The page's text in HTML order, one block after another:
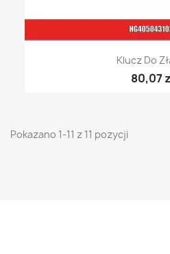
Klucz Do
80,07
Pokazano 1-11 z 11 pozycji